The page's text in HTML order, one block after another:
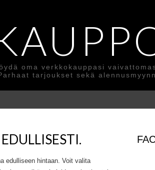
oma verkkokauppasi
tarjoukset sekä
edulliseen hintaan. Voit valita